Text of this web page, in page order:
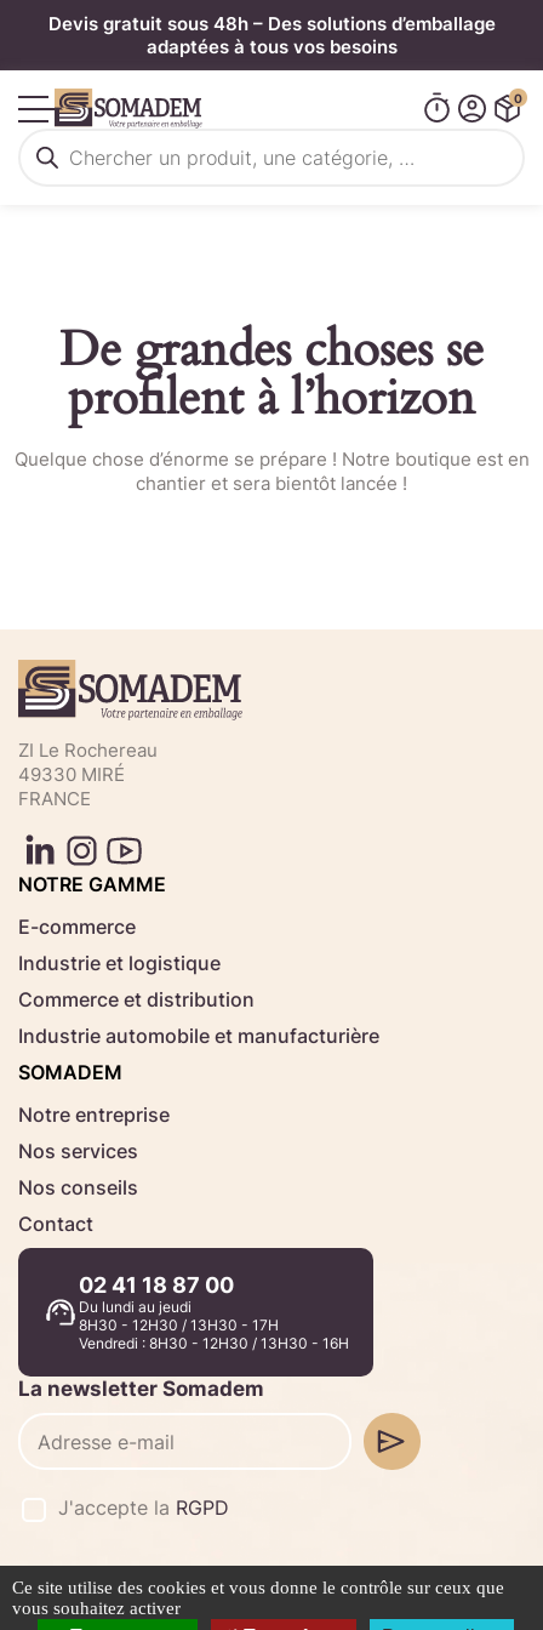
Devis gratuit sous 48h – Des solutions d’emballage
adaptées à tous vos besoins
de
0
De grandes choses se
profilent à l’horizon
Quelque chose d’énorme se prépare ! Notre boutique est en
chantier et sera bientôt lancée !
commande rapide
Aucun fichier
Télécharger
ZI Le Rochereau
49330 MIRÉ
FRANCE
NOTRE GAMME
E-commerce
Industrie et logistique
Commerce et distribution
Industrie automobile et manufacturière
SOMADEM
Notre entreprise
Nos services
Nos conseils
Contact
02 41 18 87 00
Du lundi au jeudi
8H30 - 12H30 / 13H30 - 17H
Vendredi : 8H30 - 12H30 / 13H30 - 16H
La newsletter Somadem
J'accepte la RGPD
©2026 -Stafe.fr
Mentions légales
Politique de confidentialité
Panneau de gestion des cookies
Ce site utilise des cookies et vous donne le contrôle sur ceux que
vous souhaitez activer